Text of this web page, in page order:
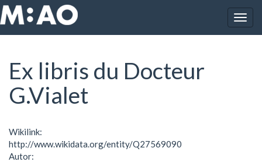
Vés al contingut
Inici Ex libris du Docteur G.Vialet
Ex libris du Docteur
G.Vialet
Wikilink:
http://www.wikidata.org/entity/Q27569090
Autor: